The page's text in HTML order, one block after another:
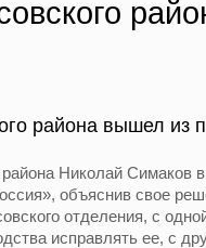
района вышел из
района Николай Симаков
объяснив свое
отделения, с
исправлять ее, с